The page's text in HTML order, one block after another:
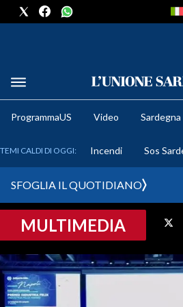
METEO
CRONACA SARDEGNA
PROVINCIA DI CAGLIARI
SULCIS IGLESIENTE
ProgrammaUS Video Sardegna
TEMI CALDI DI OGGI: Incendi Sos
SFOGLIA IL QUOTIDIANO
MULTIMEDIA